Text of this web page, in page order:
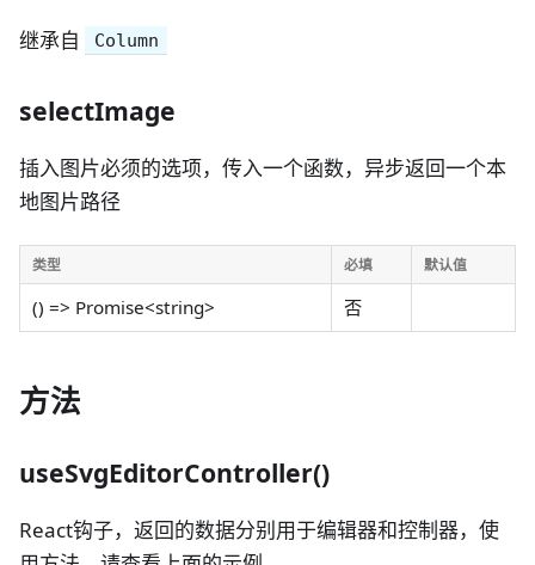
继承自 Column
selectImage
插入图片必须的选项，传入一个函数，异步返回一个本
地图片路径
类型 必填 默认值
() => Promise<string> 否
方法
useSvgEditorController()
React钩子，返回的数据分别用于编辑器和控制器，使